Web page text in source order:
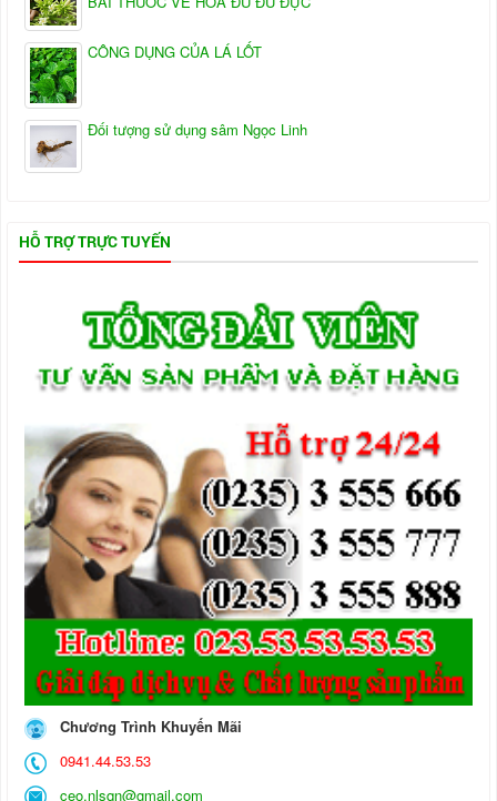
CÔNG DỤNG CỦA LÁ LỐT
Đối tượng sử dụng sâm Ngọc Linh
HỖ TRỢ TRỰC TUYẾN
Chương Trình Khuyến Mãi
0941.44.53.53
ceo.nlsqn@gmail.com